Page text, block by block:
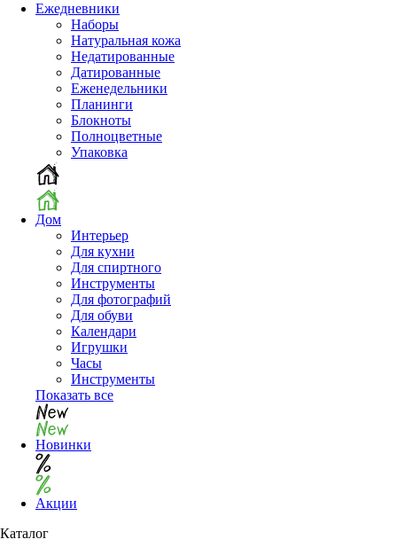
Ежедневники
Наборы
Натуральная кожа
Недатированные
Датированные
Еженедельники
Планинги
Блокноты
Полноцветные
Упаковка
Дом
Интерьер
Для кухни
Для спиртного
Инструменты
Для фотографий
Для обуви
Календари
Игрушки
Часы
Инструменты
Показать все
Новинки
Акции
Каталог